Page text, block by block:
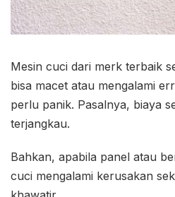
Mesin cuci dari merk terbaik
bisa macet atau mengalami
perlu panik. Pasalnya, biaya
terjangkau.
Bahkan, apabila panel atau
cuci mengalami kerusakan